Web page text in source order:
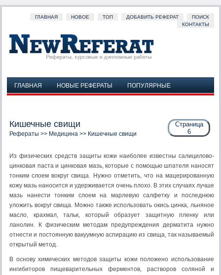
ГЛАВНАЯ НОВОЕ ТОП ДОБАВИТЬ РЕФЕРАТ
ПОИСК
КОНТАКТЫ
ГЛАВНАЯ НОВЫЕ РЕФЕРАТЫ
ПОПУЛЯРНЫЕ
Страница
6
Кишечные свищи
Рефераты >> Медицина >> Кишечные свищи
Из физических средств защиты кожи наиболее известны салицилово-
цинковая паста и цинковая мазь, которые с помощью шпателя наносят
тонким слоем вокруг свища. Нужно отметить, что на мацерированную
кожу мазь наносится и удерживается очень плохо. В этих случаях лучше
мазь нанести тонким слоем на марлевую салфетку и последнюю
уложить вокруг свища. Можно также использовать окись цинка, льняное
масло, крахмал, тальк, который образует защитную пленку или
ланолин. К физическим методам предупреждения дерматита нужно
отнести и постоянную вакуумную аспирацию из свища, так называемый
открытый метод.
В основу химических методов защиты кожи положено использование
ингибиторов пищеварительных ферментов, растворов соляной и